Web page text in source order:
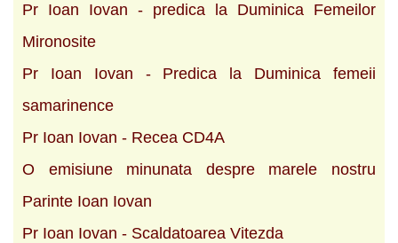
Pr Ioan Iovan - predica la Duminica Femeilor
Mironosite
Pr Ioan Iovan - Predica la Duminica femeii
samarinence
Pr Ioan Iovan - Recea CD4A
O emisiune minunata despre marele nostru
Parinte Ioan Iovan
Pr Ioan Iovan - Scaldatoarea Vitezda